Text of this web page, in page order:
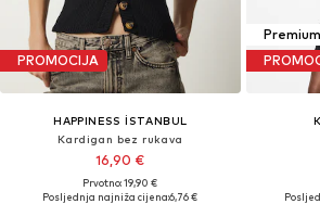
PROMOCIJA
HAPPINESS İSTANBUL
Kardigan bez rukava
16,90 €
Prvotno: 19,90 €
Posljednja najniža cijena:6,76 €
Premium